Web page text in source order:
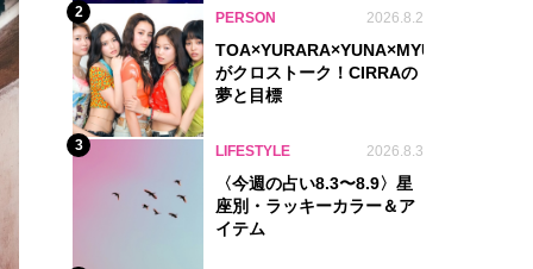
2 PERSON 2026.8.2
TOA×YURARA×YUNA×MYU.Y×MANON
がクロストーク！CIRRAの
夢と目標
3 LIFESTYLE 2026.8.3
〈今週の占い8.3〜8.9〉星
座別・ラッキーカラー＆ア
イテム